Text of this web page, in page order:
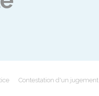
Contestation d'un jugement